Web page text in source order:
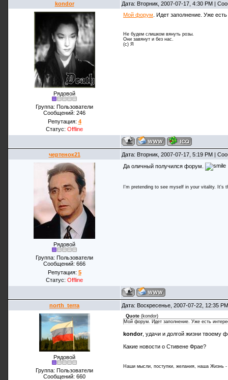
kondor Дата: Вторник, 2007-07-17, 4:30 PM |
Рядовой
Группа: Пользователи
Сообщений: 246
Репутация: 4
Статус: Offline
Мой форум . Идет заполнение. Уже
Не будем слишком вянуть розы.
Они завянут и без нас.
(с) Я
чертенок21 Дата: Вторник, 2007-07-17, 5:19 PM |
Рядовой
Группа: Пользователи
Сообщений: 666
Репутация: 5
Статус: Offline
Да оличный получился форум.
I'm pretending to see myself in your vitality. It's
north_terra Дата: Воскресенье, 2007-07-22, 12:35
Рядовой
Группа: Пользователи
Сообщений: 660
Quote (kondor)
Мой форум. Идет заполнение. Уже есть
kondor, удачи и долгой жизни твоему
Какие новости о Стивене Фрае?
Наши мысли, поступки, желания, наша Жизнь